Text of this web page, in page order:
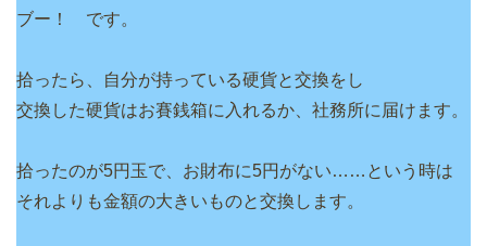
ブー！ です。
拾ったら、自分が持っている硬貨と交換をし
交換した硬貨はお賽銭箱に入れるか、社務所に届けます。
拾ったのが5円玉で、お財布に5円がない……という時は
それよりも金額の大きいものと交換します。